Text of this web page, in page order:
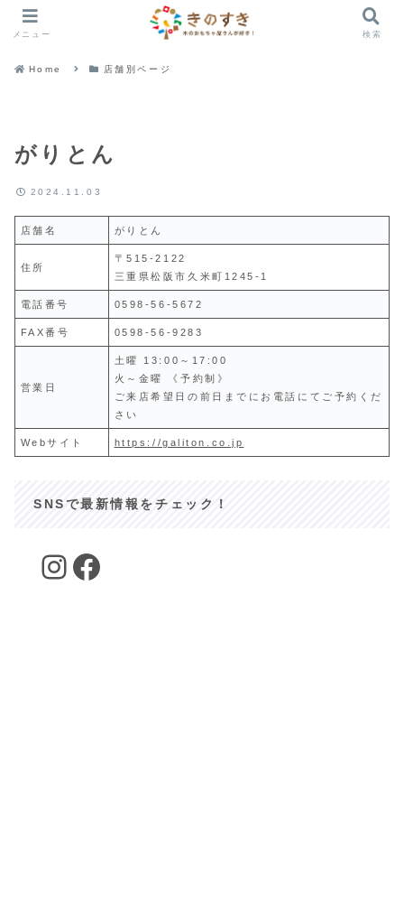
Home 店舗別ページ
がりとん
2024.11.03
店舗名 がりとん
住所
〒515-2122
三重県松阪市久米町1245-1
電話番号 0598-56-5672
FAX番号 0598-56-9283
営業日
土曜 13:00～17:00
火～金曜 《予約制》
ご来店希望日の前日までにお電話にてご予約くだ
さい
Webサイト https://galiton.co.jp
SNSで最新情報をチェック！
InstagramFacebook
メニュー 検索